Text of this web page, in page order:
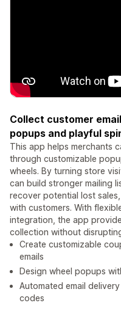
Collect customer
popups and playful
This app helps merchants
through customizable
wheels. By turning store
can build stronger mailing
recover potential lost
with customers. With
integration, the app
collection without
Create customizable
emails
Design wheel popups
Automated email
codes